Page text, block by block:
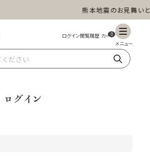
熊本地震のお見舞い
茶の庭オンラインショップ 0
高級茶 深蒸し茶 水出し茶
ログイン